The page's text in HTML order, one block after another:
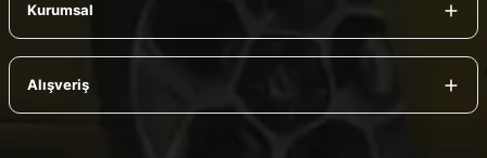
Kurumsal
Alışveriş